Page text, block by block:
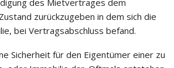
zurückzugeben in dem sich die
bei Vertragsabschluss befand.
Sicherheit für den Eigentümer einer zu